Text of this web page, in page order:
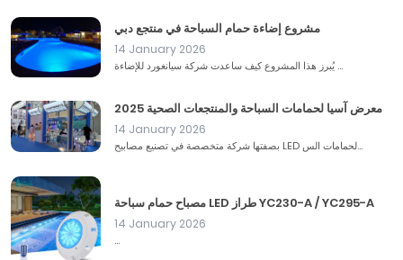
مشروع إضاءة حمام السباحة في منتجع دبي
14 January 2026
يُبرز هذا المشروع كيف ساعدت شركة سيانغورد للإضاءة ...
معرض آسيا لحمامات السباحة والمنتجعات الصحية 2025
14 January 2026
بصفتها شركة متخصصة في تصنيع مصابيح LED لحمامات الس...
مصباح حمام سباحة LED طراز YC230-A / YC295-A
14 January 2026
...